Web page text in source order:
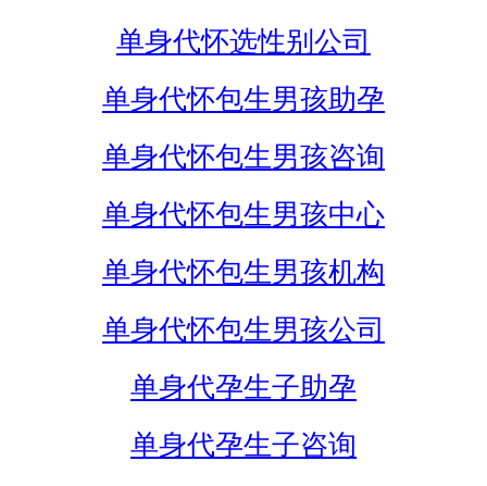
单身代怀选性别公司
单身代怀包生男孩助孕
单身代怀包生男孩咨询
单身代怀包生男孩中心
单身代怀包生男孩机构
单身代怀包生男孩公司
单身代孕生子助孕
单身代孕生子咨询